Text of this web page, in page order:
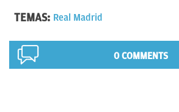
TEMAS: Real Madrid
0 COMMENTS